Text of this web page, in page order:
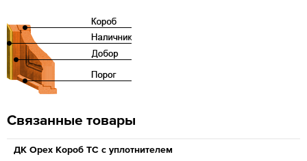
Связанные товары
ДК Орех Короб ТС с уплотнителем